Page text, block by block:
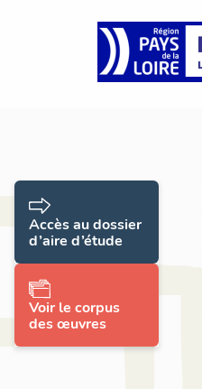
Accès au dossier
d’aire d’étude
Voir le corpus
des œuvres